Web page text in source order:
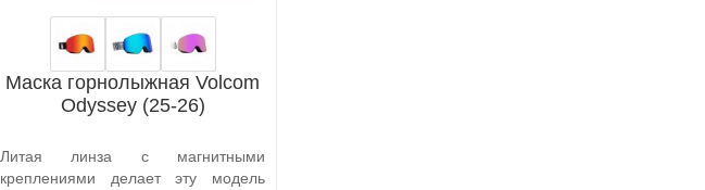
Маска горнолыжная Volcom
Odyssey (25-26)
Литая линза с магнитными
креплениями делает эту модель